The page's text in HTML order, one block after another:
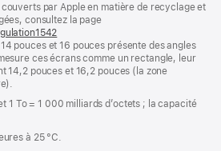
par Apple en matière de recyclage et
consultez la page
dans
une
nouvelle
pouces et 16 pouces présente des angles
ces écrans comme un rectangle, leur
14,2 pouces et 16,2 pouces (la zone
1 To = 1 000 milliards d’octets ; la capacité
à 25 °C.